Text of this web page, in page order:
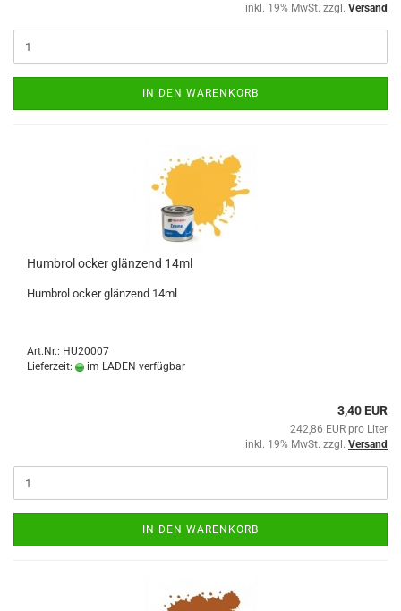
inkl. 19% MwSt. zzgl. Versand
IN DEN WARENKORB
Humbrol ocker glänzend 14ml
Humbrol ocker glänzend 14ml
Art.Nr.: HU20007
Lieferzeit:
im LADEN verfügbar
3,40 EUR
242,86 EUR pro Liter
inkl. 19% MwSt. zzgl. Versand
IN DEN WARENKORB